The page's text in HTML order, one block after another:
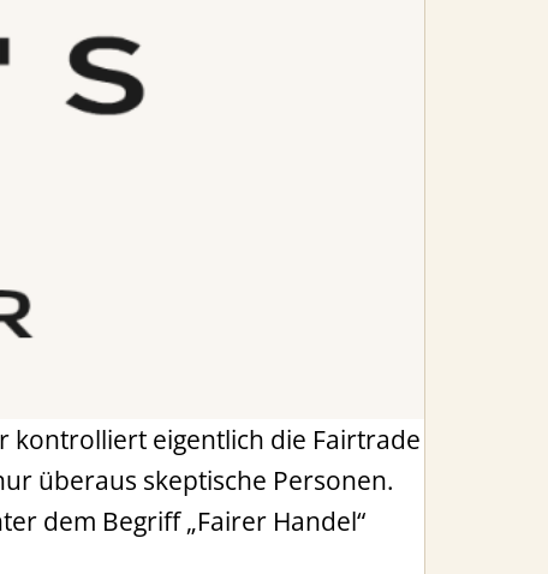
kontrolliert eigentlich die Fairtrade
überaus skeptische Personen.
dem Begriff „Fairer Handel“